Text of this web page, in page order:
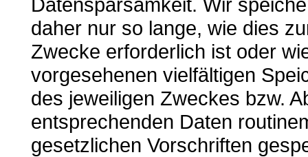
daher nur so lange, wie dies
Zwecke erforderlich ist oder
vorgesehenen vielfältigen
des jeweiligen Zweckes bzw.
entsprechenden Daten
gesetzlichen Vorschriften